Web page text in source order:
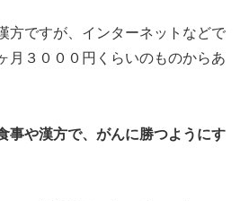
方ですが、インターネットなどで
月３０００円くらいのものからあ
事や漢方で、がんに勝つようにす